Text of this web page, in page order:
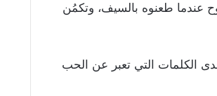
عندما طعنوه بالسيف، وتكمُن
الكلمات التي تعبر عن الحب